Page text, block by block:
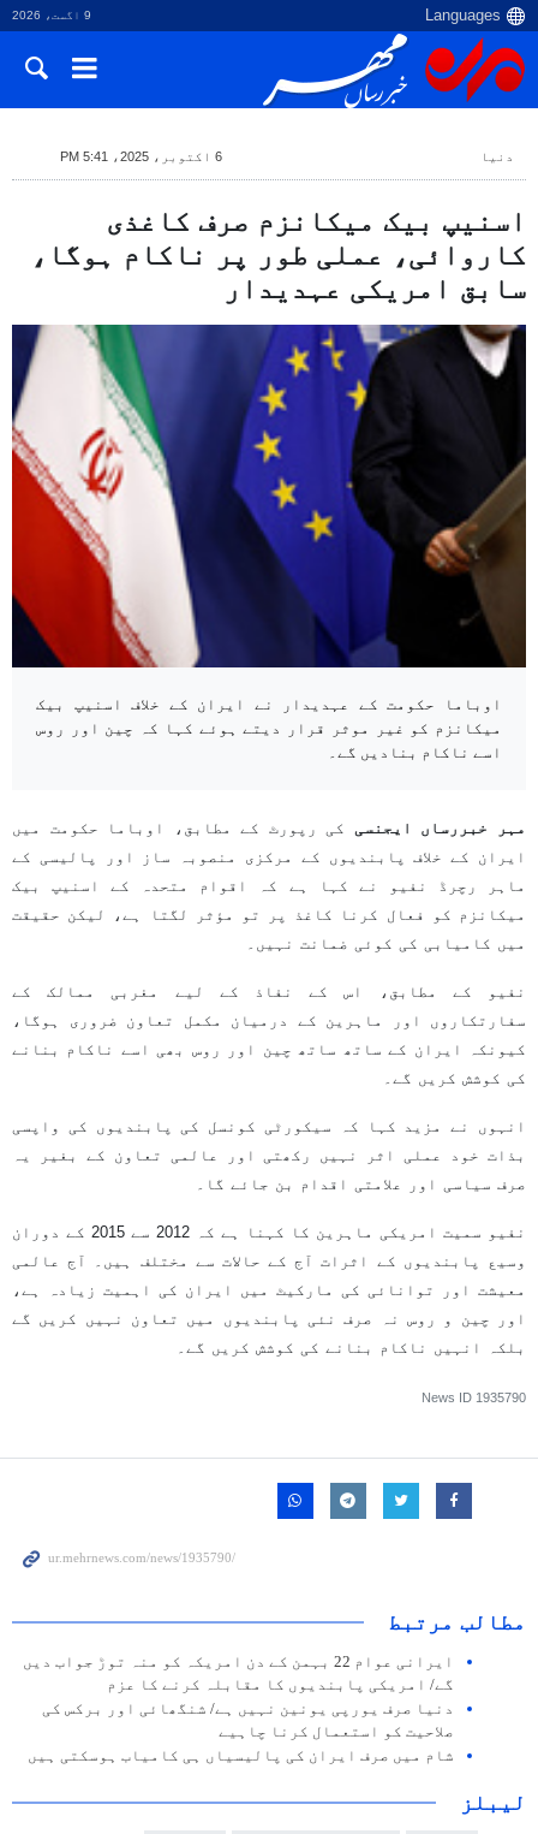
9 اگست، 2026
دنیا 6 اکتوبر، 2025، 5:41 PM
اسنیپ بیک میکانزم صرف کاغذی
کاروائی، عملی طور پر ناکام ہوگا،
سابق امریکی عہدیدار
اوباما حکومت کے عہدیدار نے ایران کے خلاف اسنیپ بیک
میکانزم کو غیر موثر قرار دیتے ہوئے کہا کہ چین اور روس
اسے ناکام بنادیں گے۔
مہر خبررساں ایجنسی کی رپورٹ کے مطابق، اوباما حکومت میں
ایران کے خلاف پابندیوں کے مرکزی منصوبہ ساز اور پالیسی کے
ماہر رچرڈ نفیو نے کہا ہے کہ اقوام متحدہ کے اسنیپ بیک
میکانزم کو فعال کرنا کاغذ پر تو مؤثر لگتا ہے، لیکن حقیقت
میں کامیابی کی کوئی ضمانت نہیں۔
نفیو کے مطابق، اس کے نفاذ کے لیے مغربی ممالک کے
سفارتکاروں اور ماہرین کے درمیان مکمل تعاون ضروری ہوگا،
کیونکہ ایران کے ساتھ ساتھ چین اور روس بھی اسے ناکام بنانے
کی کوشش کریں گے۔
انہوں نے مزید کہا کہ سیکورٹی کونسل کی پابندیوں کی واپسی
بذات خود عملی اثر نہیں رکھتی اور عالمی تعاون کے بغیر یہ
صرف سیاسی اور علامتی اقدام بن جائے گا۔
نفیو سمیت امریکی ماہرین کا کہنا ہے کہ 2012 سے 2015 کے دوران
وسیع پابندیوں کے اثرات آج کے حالات سے مختلف ہیں۔ آج عالمی
معیشت اور توانائی کی مارکیٹ میں ایران کی اہمیت زیادہ ہے،
اور چین و روس نہ صرف نئی پابندیوں میں تعاون نہیں کریں گے
بلکہ انہیں ناکام بنانے کی کوشش کریں گے۔
News ID 1935790
مطالب مرتبط
ایرانی عوام 22 بہمن کے دن امریکہ کو منہ توڑ جواب دیں
گے/ امریکی پابندیوں کا مقابلہ کرنے کا عزم
دنیا صرف یورپی یونین نہیں ہے/ شنگھائی اور برکس کی
صلاحیت کو استعمال کرنا چاہیے
شام میں صرف ایران کی پالیسیاں ہی کامیاب ہوسکتی ہیں
لیبلز